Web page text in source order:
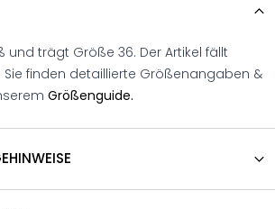
und trägt Größe 36. Der Artikel fällt
finden detaillierte Größenangaben &
Größenguide.